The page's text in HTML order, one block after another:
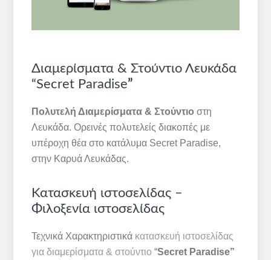
Διαμερίσματα & Στούντιο Λευκάδα
“Secret Paradise”
Πολυτελή Διαμερίσματα & Στούντιοστη
Λευκάδα. Ορεινές πολυτελείς διακοπές με
υπέροχη θέα στο κατάλυμα Secret Paradise,
στην Καρυά Λευκάδας.
Κατασκευή ιστοσελίδας –
Φιλοξενία ιστοσελίδας
Τεχνικά Χαρακτηριστικά κατασκευή ιστοσελίδας
για διαμερίσματα & στούντιο “Secret Paradise”